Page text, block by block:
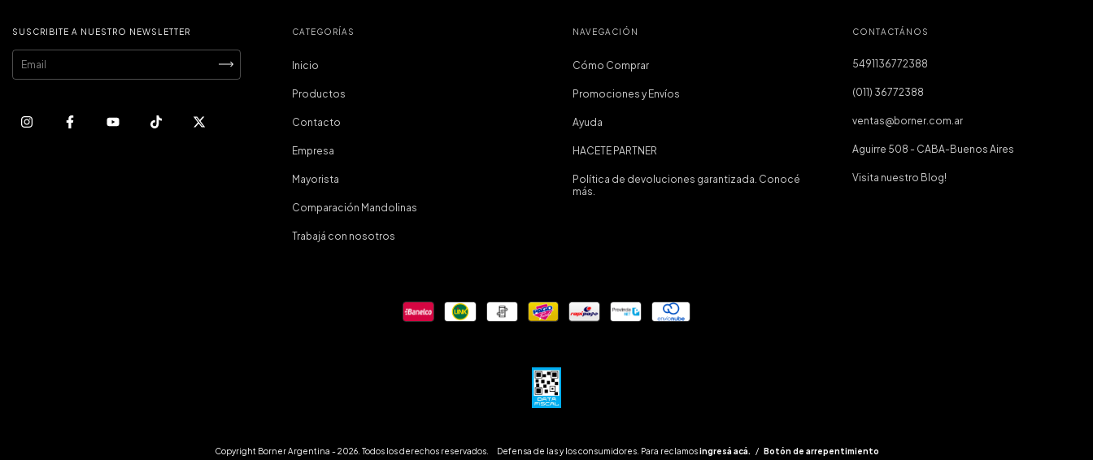
SUSCRIBITE A NUESTRO NEWSLETTER CATEGORÍAS
Inicio
Productos
Contacto
Empresa
Mayorista
Comparación Mandolinas
Trabajá con nosotros
NAVEGACIÓN
Cómo Comprar
Promociones y Envíos
Ayuda
HACETE PARTNER
Política de devoluciones garantizada. Conocé
más.
CONTACTÁNOS
5491136772388
(011) 36772388
ventas@borner.com.ar
Aguirre 508 - CABA-Buenos Aires
Visita nuestro Blog!
Copyright Borner Argentina - 2026. Todos los derechos reservados. Defensa de las y los consumidores. Para reclamos ingresá acá. / Botón de arrepentimiento